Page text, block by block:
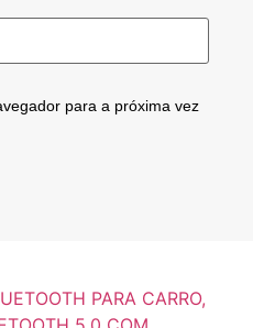
para a próxima vez